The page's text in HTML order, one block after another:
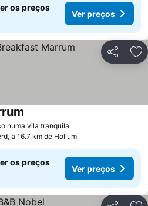
os preços
Ver preços
Partilhar
numa vila tranquila
a 16.7 km de Hollum
os preços
Ver preços